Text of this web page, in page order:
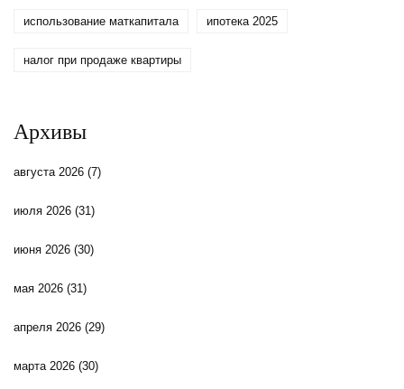
использование маткапитала ипотека 2025
налог при продаже квартиры
Архивы
августа 2026 (7)
июля 2026 (31)
июня 2026 (30)
мая 2026 (31)
апреля 2026 (29)
марта 2026 (30)